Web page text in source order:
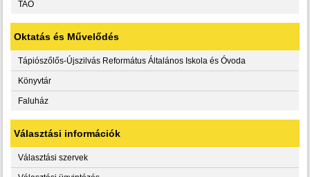
TAO
Oktatás és Művelődés
Tápiószőlős-Újszilvás Református Általános Iskola és Óvoda
Könyvtár
Faluház
Választási információk
Választási szervek